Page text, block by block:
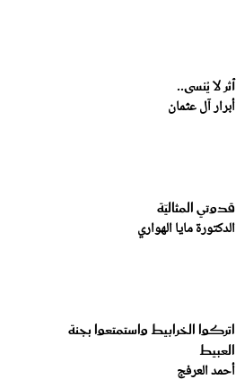
أثر لا يُنسى..
أبرار آل عثمان
قدوتي المثاليّة
الدكتورة مايا الهواري
اتركوا الخرابيط واستمتعوا بجنة
العبيط
أحمد العرفج